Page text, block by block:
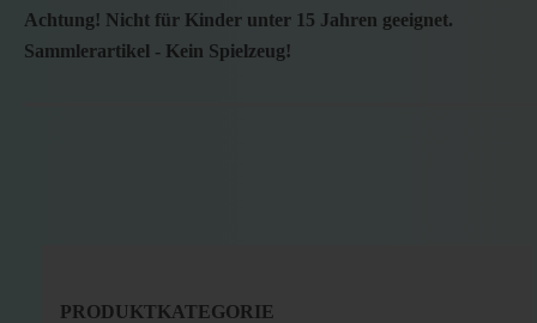
Achtung! Nicht für Kinder unter 15 Jahren geeignet.
Sammlerartikel - Kein Spielzeug!
PRODUKTKATEGORIE
PRODUKTKATEGORIE